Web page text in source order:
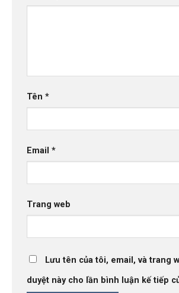
Tên *
Email *
Trang web
Lưu tên của tôi, email, và trang
duyệt này cho lần bình luận kế tiếp